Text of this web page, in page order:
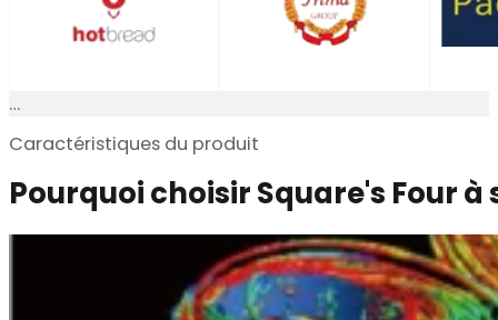
Caractéristiques du produit
Pourquoi choisir Square's Four